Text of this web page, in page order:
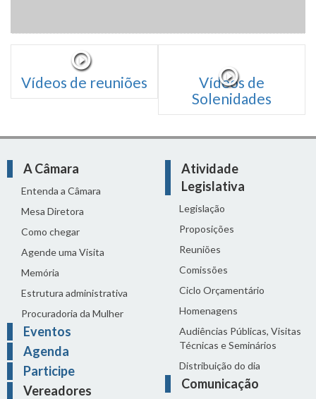
Vídeos de reuniões
Vídeos de
Solenidades
A Câmara
Entenda a Câmara
Mesa Diretora
Como chegar
Agende uma Visita
Memória
Estrutura administrativa
Procuradoria da Mulher
Eventos
Agenda
Participe
Vereadores
Atividade
Legislativa
Legislação
Proposições
Reuniões
Comissões
Ciclo Orçamentário
Homenagens
Audiências Públicas, Visitas
Técnicas e Seminários
Distribuição do dia
Comunicação